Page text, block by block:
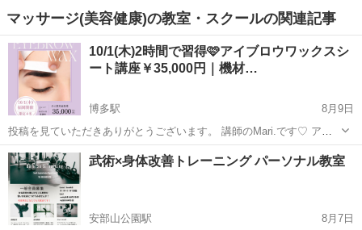
マッサージ(美容健康)の教室・スクールの関連記事
10/1(木)2時間で習得🩷アイブロウワックスシ
ート講座￥35,000円｜機材…
博多駅
8月9日
投稿を見ていただきありがとうございます。 講師のMari.です♡ アイ
ブロウワックスシート講座は、 ワックスシートを使用した 眉毛のお手
入れになります☺️ ワックスウォーマーなどの機材も不要で ハサミ...
福岡 福岡市 博多駅 スキンケア 未経験
武術×身体改善トレーニング パーソナル教室
安部山公園駅
8月7日